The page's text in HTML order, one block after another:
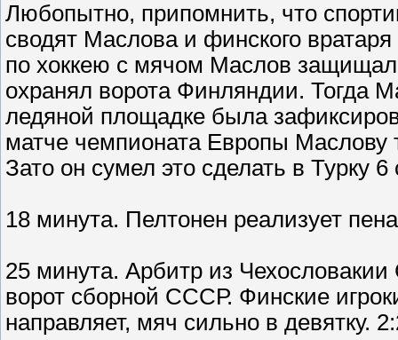
Любопытно, припомнить, что
сводят Маслова и финского
по хоккею с мячом Маслов
охранял ворота Финляндии. Тогда
ледяной площадке была
матче чемпионата Европы Маслову
Зато он сумел это сделать в Турку 6
18 минута. Пелтонен реализует
25 минута. Арбитр из
ворот сборной СССР. Финские
направляет, мяч сильно в девятку.